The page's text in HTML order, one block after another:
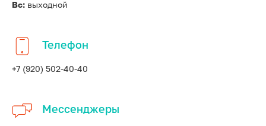
Вс: выходной
Телефон
+7 (920) 502-40-40
Мессенджеры